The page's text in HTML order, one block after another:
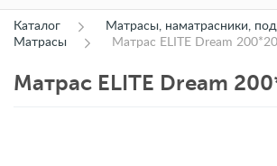
Каталог
Матрасы, наматрасники,
Матрасы
Матрас ELITE Dream
Матрас ELITE Dream